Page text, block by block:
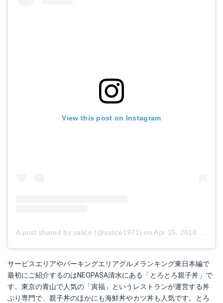
View this post on Instagram
A post shared by salice (@salice1971) on Apr 15, 2018 at 9:26pm PDT
サービスエリアやパーキングエリアグルメランキング東日本編で
最初にご紹介するのはNEOPASA清水にある「とろとろ親子丼」で
す。東京の青山で人気の「寅福」というレストランが運営する丼
ぶり専門で、親子丼のほかにも海鮮丼やカツ丼も人気です。とろ